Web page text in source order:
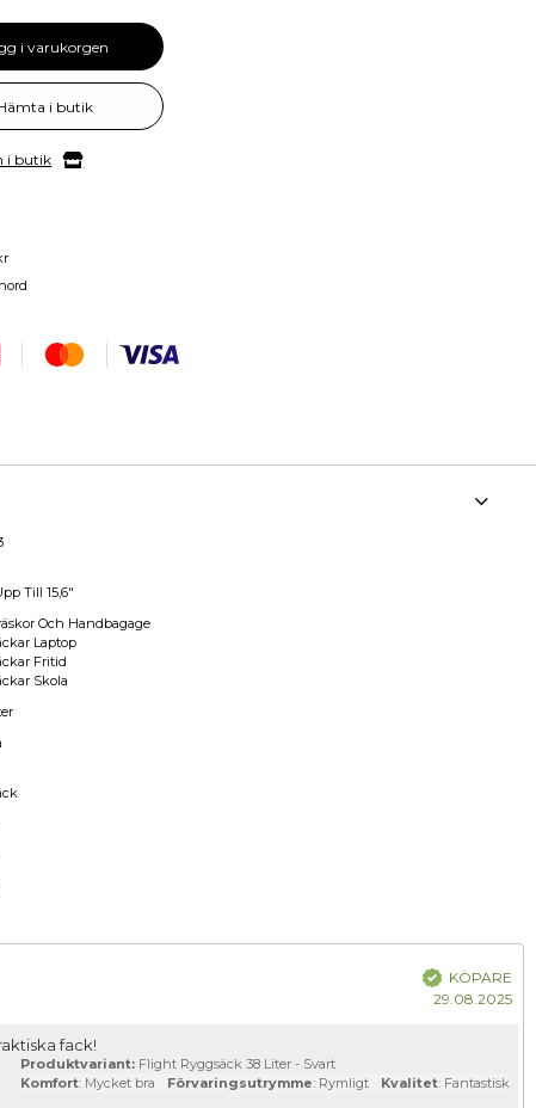
i varukorgen
i butik
i butik
Till 15,6"
Och Handbagage
Laptop
Fritid
Skola
Bekräftad
KÖPARE
29.08.2025
fack!
Produktvariant: Flight Ryggsäck 38 Liter - Svart
Komfort: Mycket bra Förvaringsutrymme: Rymligt Kvalitet: Fantastisk